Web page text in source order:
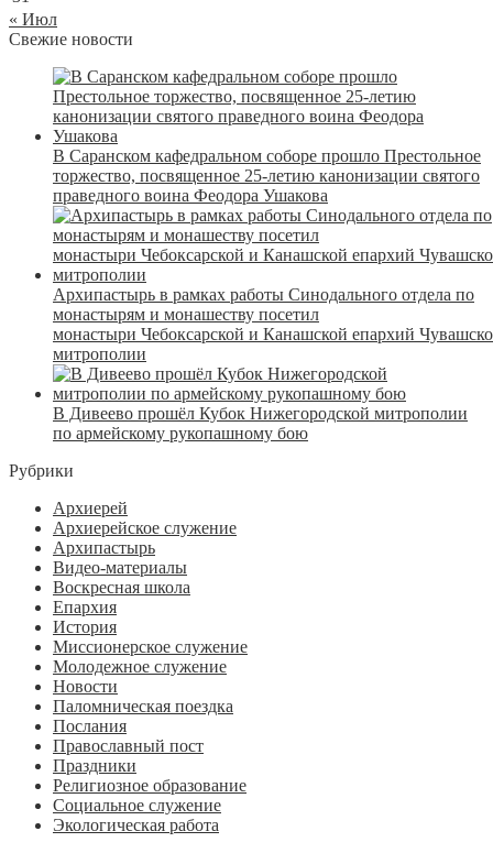
« Июл
Свежие новости
В Саранском кафедральном соборе прошло Престольное
торжество, посвященное 25-летию канонизации святого
праведного воина Феодора Ушакова
Архипастырь в рамках работы Синодального отдела по
монастырям и монашеству посетил
монастыри Чебоксарской и Канашской епархий
митрополии
В Дивеево прошёл Кубок Нижегородской митрополии
по армейскому рукопашному бою
Рубрики
Архиерей
Архиерейское служение
Архипастырь
Видео-материалы
Воскресная школа
Епархия
История
Миссионерское служение
Молодежное служение
Новости
Паломническая поездка
Послания
Православный пост
Праздники
Религиозное образование
Социальное служение
Экологическая работа